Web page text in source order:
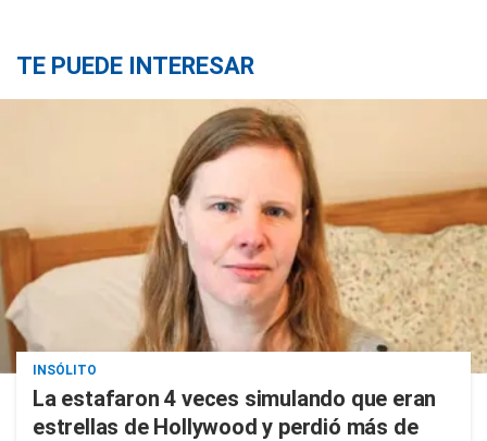
TE PUEDE INTERESAR
INSÓLITO
La estafaron 4 veces simulando que eran
estrellas de Hollywood y perdió más de